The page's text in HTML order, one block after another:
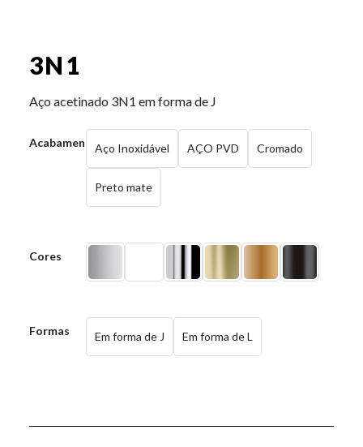
3N1
Aço acetinado 3N1 em forma de J
AcabamentosAço Inoxidável AÇO PVD Cromado
Preto mate
Cores
Formas Em forma de J Em forma de L